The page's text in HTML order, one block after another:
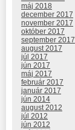
máj 2018
december 2017
november 2017
október 2017
september 2017
august 2017
júl 2017
jún 2017
máj 2017
február 2017
január 2017
jún 2014
august 2012
júl 2012
jún 2012